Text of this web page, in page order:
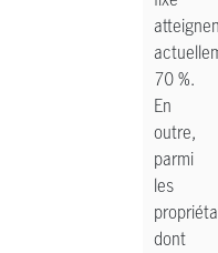
70 %.
En
outre,
parmi
les
dont